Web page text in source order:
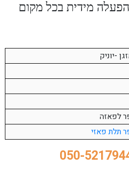
מידית בכל מקום
-יוניק